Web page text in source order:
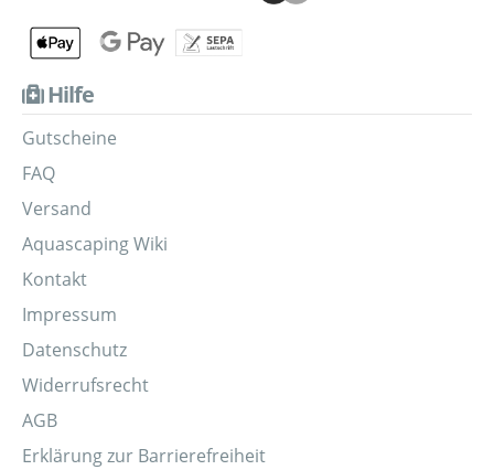
Hilfe
Gutscheine
FAQ
Versand
Aquascaping Wiki
Kontakt
Impressum
Datenschutz
Widerrufsrecht
AGB
Erklärung zur Barrierefreiheit